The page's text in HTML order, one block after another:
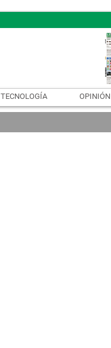
TECNOLOGÍA OPINIÓN